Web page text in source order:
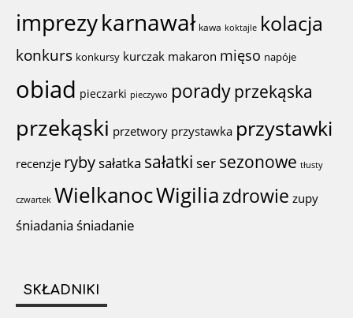
imprezykarnawał kawa koktajle kolacja
konkurs konkursy kurczak makaron mięso napóje
obiad pieczarki pieczywo poradyprzekąska
przekąski przetwory przystawka przystawki
recenzje ryby sałatka sałatki ser sezonowe tłusty
czwartek WielkanocWigiliazdrowie zupy
śniadania śniadanie
SKŁADNIKI